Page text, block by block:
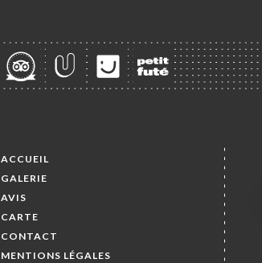
ACCUEIL
GALERIE
AVIS
CARTE
CONTACT
MENTIONS LÉGALES